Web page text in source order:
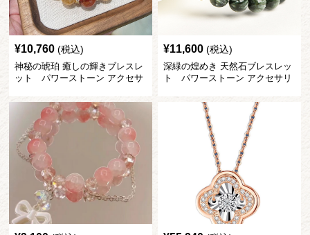
¥10,760 (税込)
神秘の琥珀 癒しの輝きブレスレ
ット パワーストーン アクセサ
¥11,600 (税込)
深緑の煌めき 天然石ブレスレッ
ト パワーストーン アクセサリ